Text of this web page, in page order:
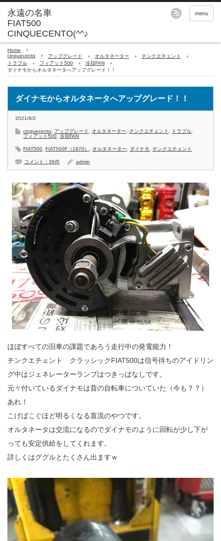
永遠の名車
FIAT500
CINQUECENTO(^^♪
menu
Home
cinquecento
アップグレード オルタネーター
チンクエチェント
トラブル
フィアット500
冷却FAN
ダイナモからオルタネータへアップグレード！！
ダイナモからオルタネータへアップグレード！！
2021/8/2
cinquecento アップグレード オルタネーター チンクエチェント トラブル
フィアット500 冷却FAN
FIAT500 FIAT500F（1970） オルタネーター ダイナモ チンクエチェント
コメント：36件 admin
ほぼすべての旧車の課題であろう走行中の発電能力！
チンクエチェント クラッシックFIAT500は信号待ちのアイドリン
グ中はジェネレーターランプはつきっぱなしです。
元々付いているダイナモは昔の自転車についていた（今も？？）
あれ！
こげばこぐほど明るくなる直流のやつです。
オルタネータは交流になるのでダイナモのように回転が少し下が
っても安定供給をしてくれます。
詳しくはググルとたくさん出ますｗ